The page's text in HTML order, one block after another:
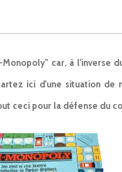
car, à l'inverse
ici d'une situation
ceci pour la défense du